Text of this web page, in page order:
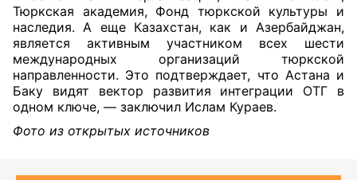
Тюркская академия, Фонд тюркской культуры и
наследия. А еще Казахстан, как и Азербайджан,
является активным участником всех шести
международных организаций тюркской
направленности. Это подтверждает, что Астана и
Баку видят вектор развития интеграции ОТГ в
одном ключе, — заключил Ислам Кураев.
Фото из открытых источников